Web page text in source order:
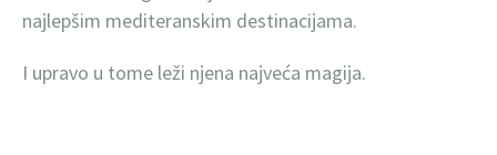
najlepšim mediteranskim destinacijama.
I upravo u tome leži njena najveća magija.